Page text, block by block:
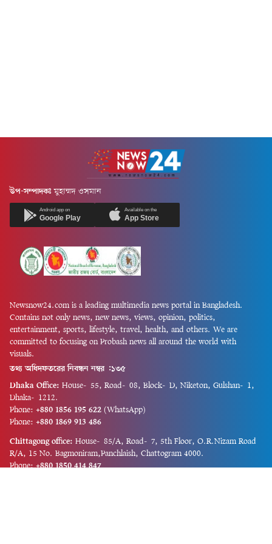
উপ-সম্পাদকঃ মুহাম্মদ ওসমান
Android app on
Google Play
Available on the
App Store
Newsnow24.com is a leading multimedia news portal in Bangladesh.
Contains not only news, new news, views, opinion, politics,
entertainment, sports, lifestyle, travel, health, and others. We are
committed to focusing on Probash news all around the world with
visuals.
তথ্য অধিদফতরের নিবন্ধন নম্বর :১৩৫
Dhaka Office: House-55, Road-08, Block-D, Niketon, Gulshan-1,
Dhaka-1212.
Phone: +880 1856 195 622 (WhatsApp)
Phone: +880 1869 913 486
Chittagong office: House-85/A, Road-7, 5th Floor, O.R.Nizam Road
R/A, 15 No. Bagmoniram,Panchlaish, Chattogram 4000.
Phone: +880 1850 414 847